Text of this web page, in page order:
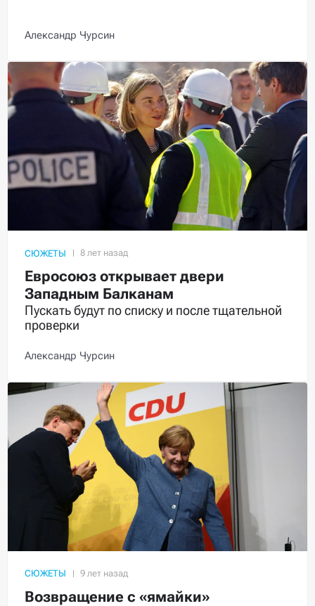
Александр Чурсин
СЮЖЕТЫ
Евросоюз открывает двери
Западным Балканам
Пускать будут по списку и после тщательной
проверки
Александр Чурсин
СЮЖЕТЫ
Возвращение с «ямайки»